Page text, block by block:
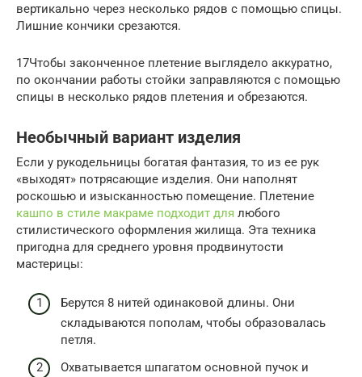
вертикально через несколько рядов с помощью спицы.
Лишние кончики срезаются.
17Чтобы законченное плетение выглядело аккуратно,
по окончании работы стойки заправляются с помощью
спицы в несколько рядов плетения и обрезаются.
Необычный вариант изделия
Если у рукодельницы богатая фантазия, то из ее рук
«выходят» потрясающие изделия. Они наполнят
роскошью и изысканностью помещение. Плетение
кашпо в стиле макраме подходит для любого
стилистического оформления жилища. Эта техника
пригодна для среднего уровня продвинутости
мастерицы:
Берутся 8 нитей одинаковой длины. Они
складываются пополам, чтобы образовалась
петля.
Охватывается шпагатом основной пучок и